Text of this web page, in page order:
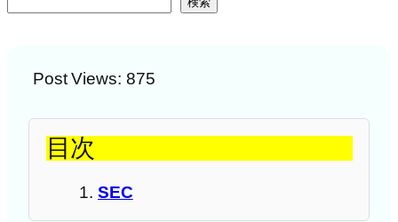
Post Views: 875
目次
SEC